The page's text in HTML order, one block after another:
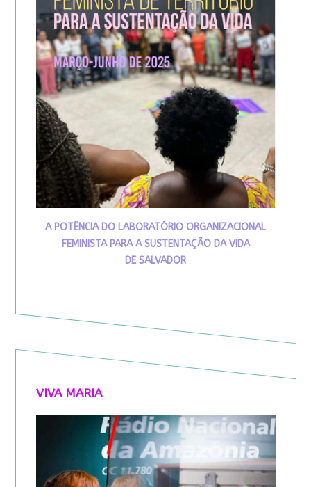
A POTÊNCIA DO LABORATÓRIO ORGANIZACIONAL
FEMINISTA PARA A SUSTENTAÇÃO DA VIDA
DE SALVADOR
VIVA MARIA